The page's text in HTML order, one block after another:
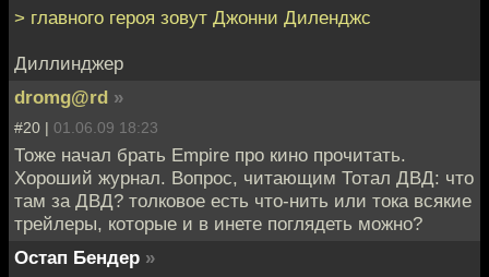
> главного героя зовут Джонни Диленджс
Диллинджер
dromg@rd »
#20 | 01.06.09 18:23
Тоже начал брать Empire про кино прочитать.
Хороший журнал. Вопрос, читающим Тотал ДВД: что
там за ДВД? толковое есть что-нить или тока всякие
трейлеры, которые и в инете поглядеть можно?
Остап Бендер »